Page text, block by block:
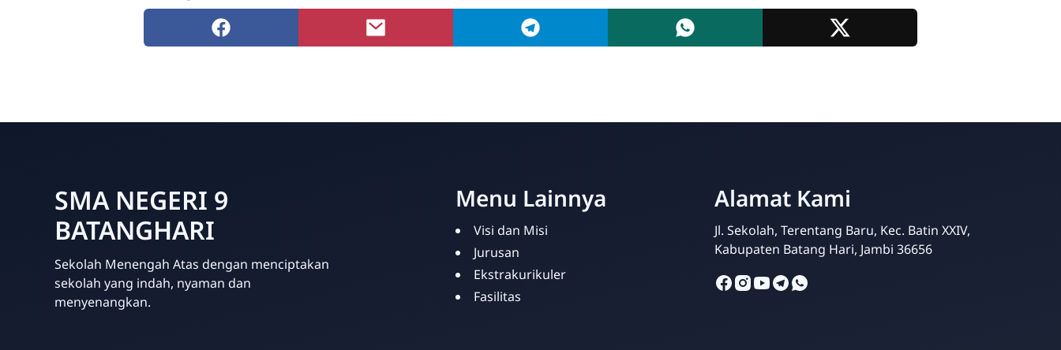
SMA NEGERI 9
BATANGHARI
Sekolah Menengah Atas dengan menciptakan
sekolah yang indah, nyaman dan
menyenangkan.
Menu Lainnya
Visi dan Misi
Jurusan
Ekstrakurikuler
Fasilitas
Alamat Kami
Jl. Sekolah, Terentang Baru, Kec. Batin XXIV,
Kabupaten Batang Hari, Jambi 36656